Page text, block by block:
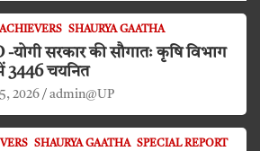
ACHIEVERS SHAURYA GAATHA
योगी सरकार की सौगातः कृषि विभाग
3446 चयनित
2026 admin@UP
SHAURYA GAATHA SPECIAL REPORT